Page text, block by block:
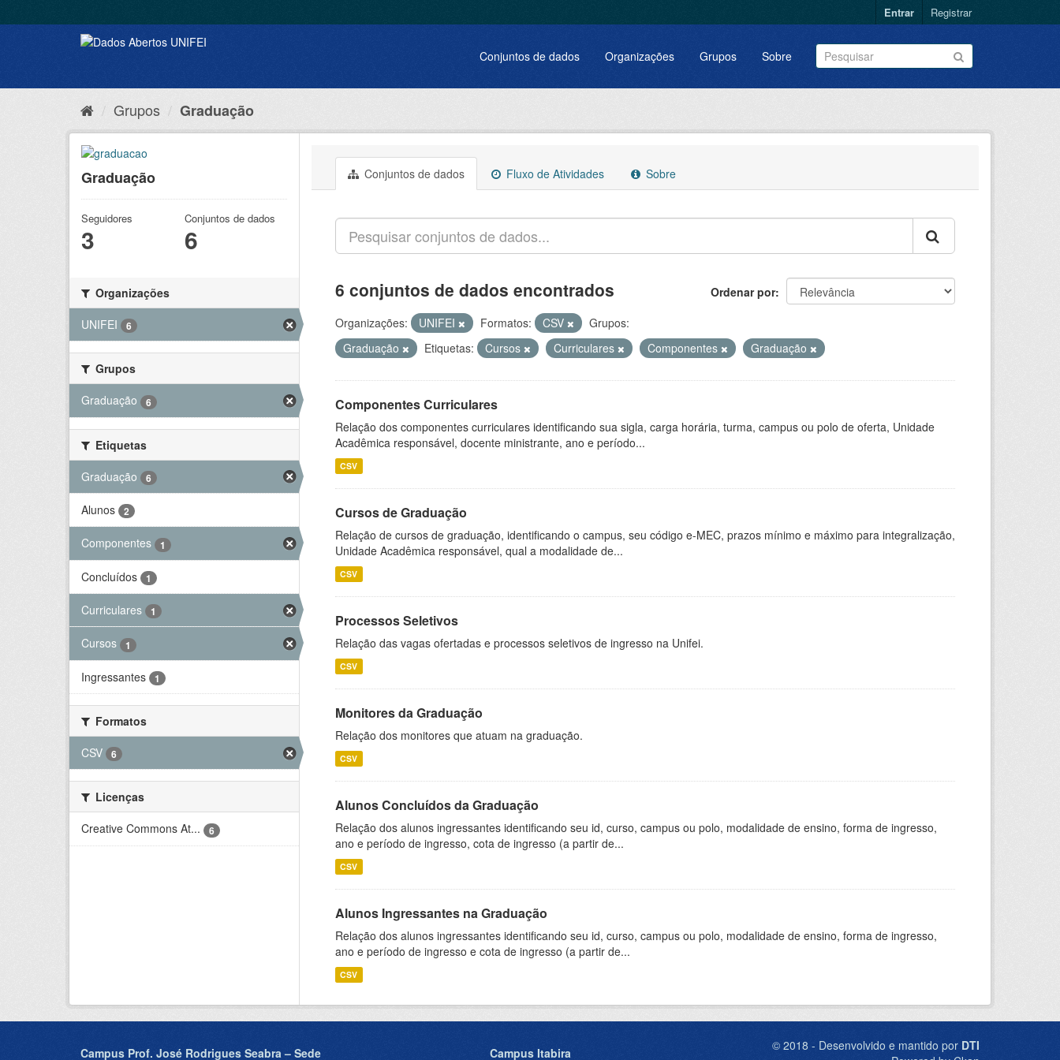
Entrar Registrar
Conjuntos de dados Organizações Grupos Sobre
Grupos Graduação
Graduação
Seguidores
3
Conjuntos de dados
6
Organizações
UNIFEI
6
Grupos
Graduação
6
Etiquetas
Graduação
6
Alunos 2
Componentes 1
Concluídos 1
Curriculares 1
Cursos 1
Ingressantes 1
Formatos
CSV
6
Licenças
Creative Commons At...
6
Conjuntos de dados Fluxo de Atividades Sobre
Ordenar por
6 conjuntos de dados encontrados
Organizações: UNIFEI Formatos: CSV
Grupos:
Graduação
Etiquetas: Cursos Curriculares Componentes Graduação
Componentes Curriculares
Relação dos componentes curriculares identificando sua sigla, carga horária, turma, campus ou polo de oferta, Unidade
Acadêmica responsável, docente ministrante, ano e período...
CSV
Cursos de Graduação
Relação de cursos de graduação, identificando o campus, seu código e-MEC, prazos mínimo e máximo para integralização,
Unidade Acadêmica responsável, qual a modalidade de...
CSV
Processos Seletivos
Relação das vagas ofertadas e processos seletivos de ingresso na Unifei.
CSV
Monitores da Graduação
Relação dos monitores que atuam na graduação.
CSV
Alunos Concluídos da Graduação
Relação dos alunos ingressantes identificando seu id, curso, campus ou polo, modalidade de ensino, forma de ingresso,
ano e período de ingresso, cota de ingresso (a partir de...
CSV
Alunos Ingressantes na Graduação
Relação dos alunos ingressantes identificando seu id, curso, campus ou polo, modalidade de ensino, forma de ingresso,
ano e período de ingresso e cota de ingresso (a partir de...
CSV
Campus Prof. José Rodrigues Seabra – Sede Campus Itabira © 2018 - Desenvolvido e mantido por DTI